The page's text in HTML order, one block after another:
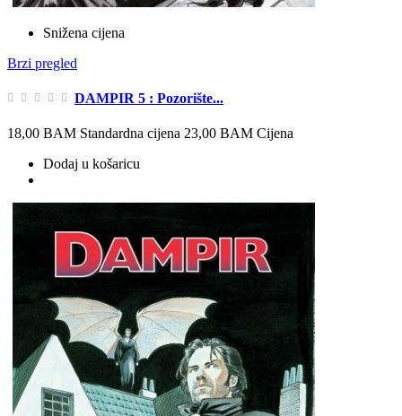
Snižena cijena
Brzi pregled
DAMPIR 5 : Pozorište...
18,00 BAM Standardna cijena 23,00 BAM Cijena
Dodaj u košaricu